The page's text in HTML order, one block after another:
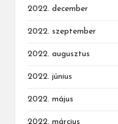
2022. december
2022. szeptember
2022. augusztus
2022. június
2022. május
2022. március